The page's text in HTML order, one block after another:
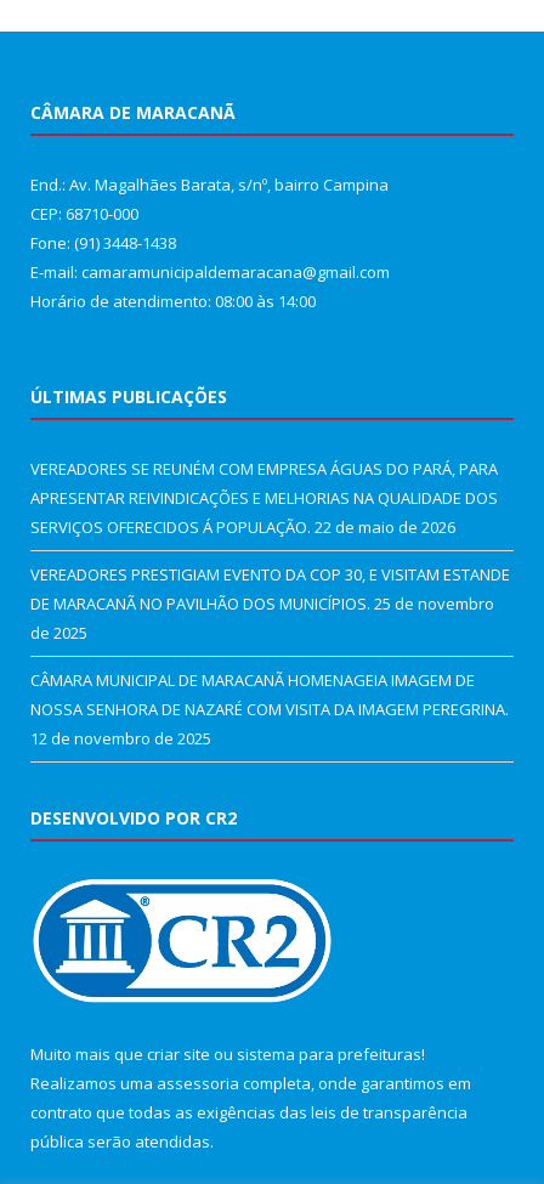
CÂMARA DE MARACANÃ
End.: Av. Magalhães Barata, s/nº, bairro Campina
CEP: 68710-000
Fone: (91) 3448-1438
E-mail: camaramunicipaldemaracana@gmail.com
Horário de atendimento: 08:00 às 14:00
ÚLTIMAS PUBLICAÇÕES
VEREADORES SE REUNÉM COM EMPRESA ÁGUAS DO PARÁ, PARA
APRESENTAR REIVINDICAÇÕES E MELHORIAS NA QUALIDADE DOS
SERVIÇOS OFERECIDOS Á POPULAÇÃO. 22 de maio de 2026
VEREADORES PRESTIGIAM EVENTO DA COP 30, E VISITAM ESTANDE
DE MARACANÃ NO PAVILHÃO DOS MUNICÍPIOS. 25 de novembro
de 2025
CÂMARA MUNICIPAL DE MARACANÃ HOMENAGEIA IMAGEM DE
NOSSA SENHORA DE NAZARÉ COM VISITA DA IMAGEM PEREGRINA.
12 de novembro de 2025
DESENVOLVIDO POR CR2
Muito mais que criar site ou sistema para prefeituras!
Realizamos uma assessoria completa, onde garantimos em
contrato que todas as exigências das leis de transparência
pública serão atendidas.